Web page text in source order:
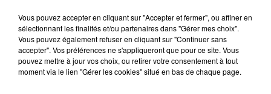
Vous pouvez accepter en cliquant sur "Accepter et fermer", ou affiner en
sélectionnant les finalités et/ou partenaires dans "Gérer mes choix".
Vous pouvez également refuser en cliquant sur "Continuer sans
accepter". Vos préférences ne s'appliqueront que pour ce site. Vous
pouvez mettre à jour vos choix, ou retirer votre consentement à tout
moment via le lien "Gérer les cookies" situé en bas de chaque page.